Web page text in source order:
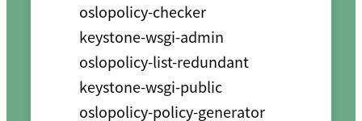
oslopolicy-checker
keystone-wsgi-admin
oslopolicy-list-redundant
keystone-wsgi-public
oslopolicy-policy-generator